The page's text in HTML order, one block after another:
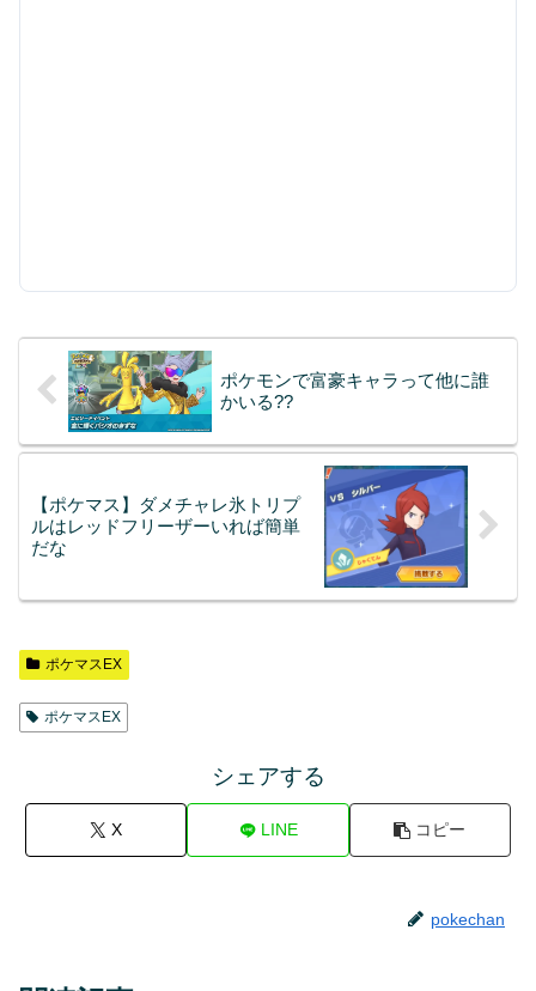
ポケモンで富豪キャラって他に誰
かいる??
【ポケマス】ダメチャレ氷トリプ
ルはレッドフリーザーいれば簡単
だな
ポケマスEX
ポケマスEX
シェアする
X LINE コピー
pokechan